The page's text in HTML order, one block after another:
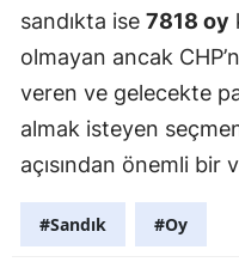
sandıkta ise 7818 oy
olmayan ancak
veren ve gelecekte
almak isteyen
açısından önemli
#Sandık #Oy